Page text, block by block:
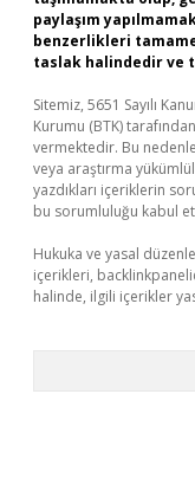
paylaşım
benzerlikleri
taslak halindedir ve
Sitemiz, 5651 Sayılı
Kurumu (BTK)
vermektedir. Bu
veya araştırma
yazdıkları içeriklerin
bu sorumluluğu kabul
Hukuka ve yasal
içerikleri,
halinde, ilgili içerikler